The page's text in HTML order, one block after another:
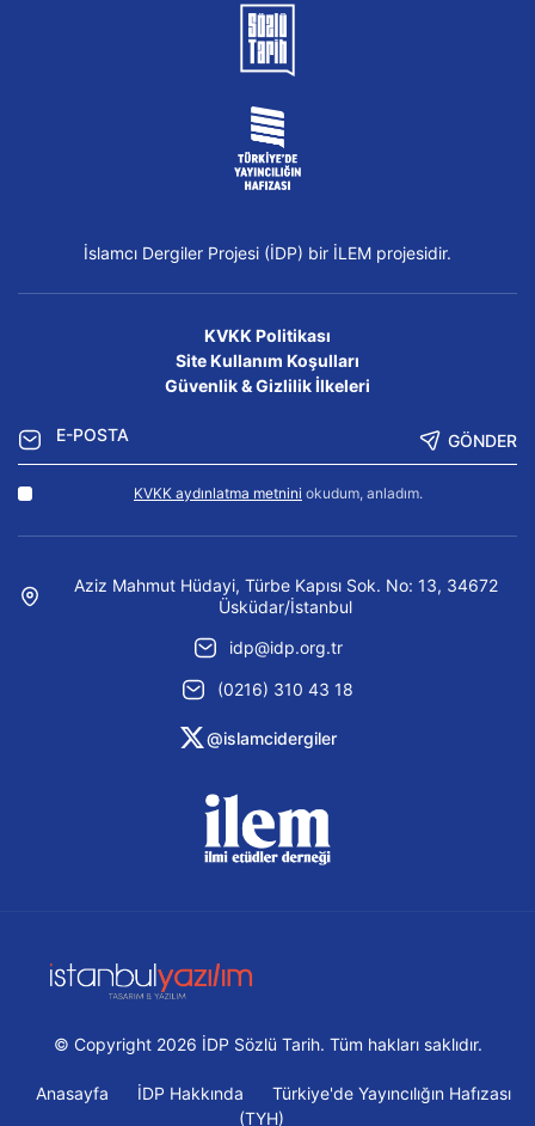
İslamcı Dergiler Projesi (İDP) bir İLEM projesidir.
KVKK Politikası
Site Kullanım Koşulları
Güvenlik & Gizlilik İlkeleri
GÖNDER
KVKK aydınlatma metnini okudum, anladım.
Aziz Mahmut Hüdayi, Türbe Kapısı Sok. No: 13, 34672
Üsküdar/İstanbul
idp@idp.org.tr
(0216) 310 43 18
@islamcidergiler
© Copyright 2026 İDP Sözlü Tarih. Tüm hakları saklıdır.
Anasayfa İDP Hakkında
Türkiye'de Yayıncılığın Hafızası
(TYH)